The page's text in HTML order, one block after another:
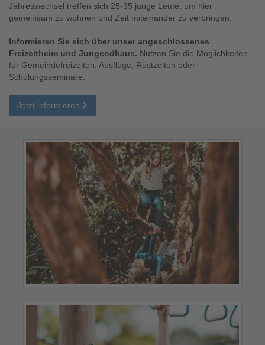
Jahreswechsel treffen sich 25-35 junge Leute, um hier
gemeinsam zu wohnen und Zeit miteinander zu verbringen.
Informieren Sie sich über unser angeschlossenes
Freizeitheim und Jungendhaus. Nutzen Sie die Möglichkeiten
für Gemeindefreizeiten, Ausflüge, Rüstzeiten oder
Schulungsseminare.
Jetzt informieren